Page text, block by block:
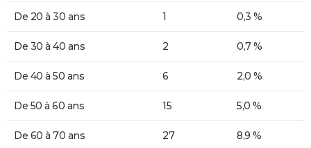
De 20 à 30 ans 1 0,3 %
De 30 à 40 ans 2 0,7 %
De 40 à 50 ans 6 2,0 %
De 50 à 60 ans 15 5,0 %
De 60 à 70 ans 27 8,9 %